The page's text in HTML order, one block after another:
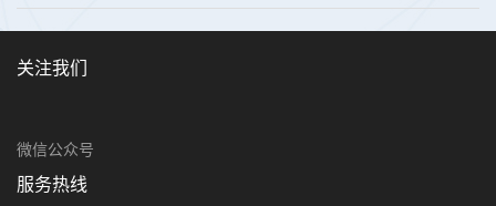
关注我们
微信公众号
服务热线